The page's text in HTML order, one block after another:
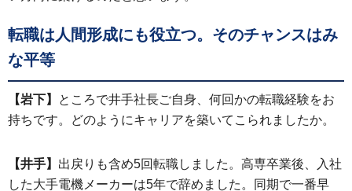
転職は人間形成にも役立つ。そのチャンスはみ
な平等
【岩下】
ところで井手社長ご自身、何回かの転職経験をお
持ちです。どのようにキャリアを築いてこられましたか。
【井手】 出戻りも含め5回転職しました。高専卒業後、入社
した大手電機メーカーは5年で辞めました。同期で一番早